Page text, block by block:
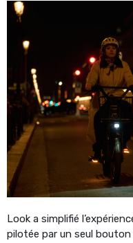
Look a simplifié
pilotée par un seul